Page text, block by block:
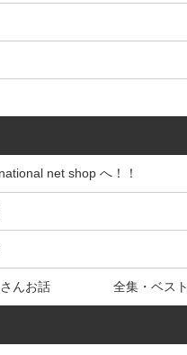
net shop へ！！
人さんお話 全集・ベスト